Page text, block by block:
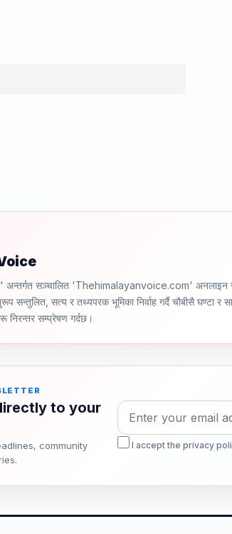
अन्तर्गत सञ्चालित 'Thehimalayanvoice.com' अनलाइन
सन्तुलित, सत्य र तथ्यपरक भूमिका निर्वाह गर्दै चौबीसै घण्टा र
निरन्तर सम्प्रेषण गर्दछ।
to your
community
I accept the privacy